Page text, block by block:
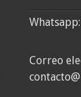
Whatsapp:
Correo